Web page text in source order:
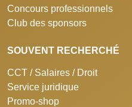
Concours professionnels
Club des sponsors
SOUVENT RECHERCHÉ
CCT / Salaires / Droit
Service juridique
Promo-shop